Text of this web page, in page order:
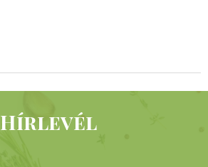
Hírlevél